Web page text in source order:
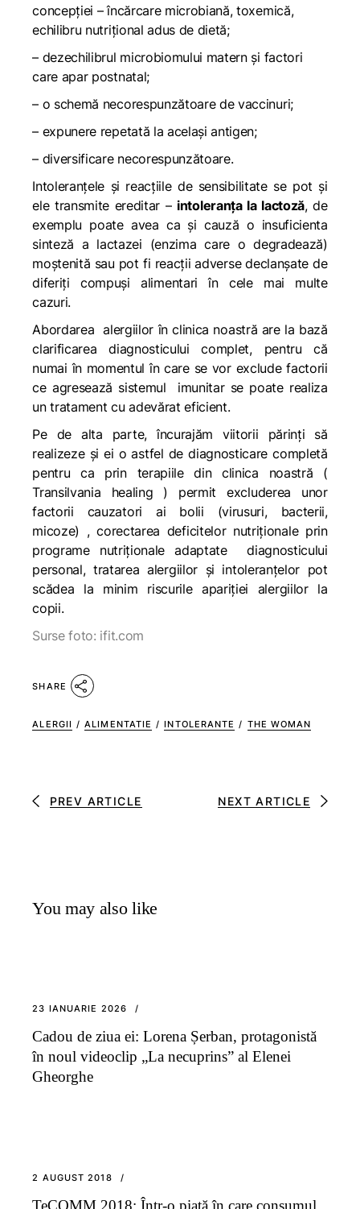
concepției – încărcare microbiană, toxemică,
echilibru nutrițional adus de dietă;
– dezechilibrul microbiomului matern și factori
care apar postnatal;
– o schemă necorespunzătoare de vaccinuri;
– expunere repetată la același antigen;
– diversificare necorespunzătoare.
Intoleranțele și reacțiile de sensibilitate se pot și
ele transmite ereditar – intoleranța la lactoză, de
exemplu poate avea ca și cauză o insuficienta
sinteză a lactazei (enzima care o degradează)
moștenită sau pot fi reacții adverse declanșate de
diferiți compuși alimentari în cele mai multe
cazuri.
Abordarea alergiilor în clinica noastră are la bază
clarificarea diagnosticului complet, pentru că
numai în momentul în care se vor exclude factorii
ce agresează sistemul imunitar se poate realiza
un tratament cu adevărat eficient.
Pe de alta parte, încurajăm viitorii părinți să
realizeze și ei o astfel de diagnosticare completă
pentru ca prin terapiile din clinica noastră (
Transilvania healing ) permit excluderea unor
factorii cauzatori ai bolii (virusuri, bacterii,
micoze) , corectarea deficitelor nutriționale prin
programe nutriționale adaptate diagnosticului
personal, tratarea alergiilor și intoleranțelor pot
scădea la minim riscurile apariției alergiilor la
copii.
Surse foto: ifit.com
SHARE
ALERGII / ALIMENTATIE / INTOLERANTE / THE WOMAN
PREV ARTICLE NEXT ARTICLE
You may also like
23 IANUARIE 2026
Cadou de ziua ei: Lorena Șerban, protagonistă
în noul videoclip „La necuprins” al Elenei
Gheorghe
2 AUGUST 2018
TeCOMM 2018: Într-o piață în care consumul